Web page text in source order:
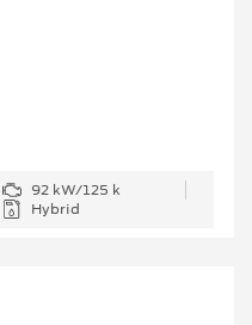
92 kW/125 k
Hybrid